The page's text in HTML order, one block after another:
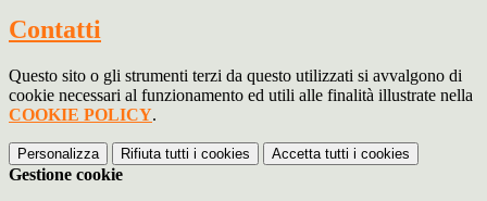
Contatti
Questo sito o gli strumenti terzi da questo utilizzati si avvalgono di
cookie necessari al funzionamento ed utili alle finalità illustrate nella
COOKIE POLICY.
Personalizza Rifiuta tutti i cookies Accetta tutti i cookies
Gestione cookie